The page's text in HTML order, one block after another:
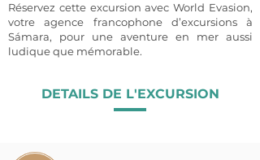
Réservez cette excursion avec World Evasion,
votre agence francophone d’excursions à
Sámara, pour une aventure en mer aussi
ludique que mémorable.
DETAILS DE L'EXCURSION